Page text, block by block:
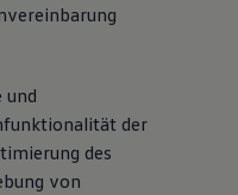
und
der
des
von